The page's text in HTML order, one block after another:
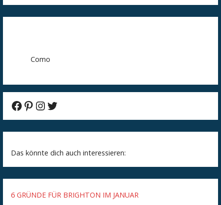
Como
Facebook
Pinterest
Instagram
Twitter
Das könnte dich auch interessieren:
6 GRÜNDE FÜR BRIGHTON IM JANUAR